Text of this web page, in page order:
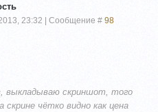
23:32 | Сообщение # 98
выкладываю скриншот, того
чётко видно как цена